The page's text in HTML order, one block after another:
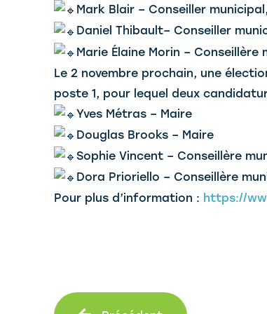
Mark Blair – Conseiller
Daniel Thibault– Conseiller
Marie Élaine Morin –
Le 2 novembre prochain, une
poste 1, pour lequel deux
Yves Métras – Maire
Douglas Brooks – Maire
Sophie Vincent – Conseillère
Dora Prioriello – Conseillère
Pour plus d’information : https://